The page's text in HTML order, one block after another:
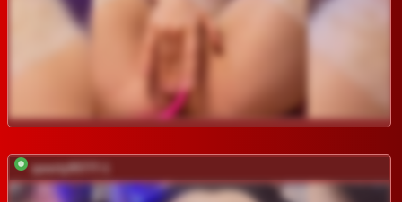
qwerty95777-1